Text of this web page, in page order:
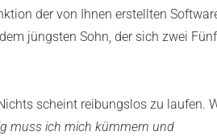
der von Ihnen erstellten
jüngsten Sohn, der sich zwei
scheint reibungslos zu laufen.
muss ich mich kümmern und